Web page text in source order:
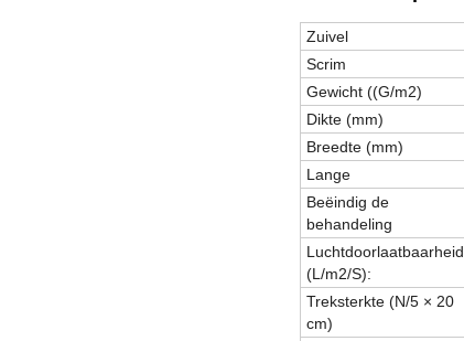
Zuivel
Scrim
Gewicht ((G/m2)
Dikte (mm)
Breedte (mm)
Lange
Beëindig de
behandeling
Luchtdoorlaatbaarheid
(L/m2/S):
Treksterkte (N/5 × 20
cm)